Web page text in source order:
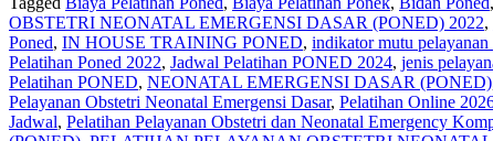
–
Jadwal
PELATIHAN
PONED
–
PONED
OBSTETRI NEONATAL EMERGENSI DASAR (PONED) 2022,
Poned, IN HOUSE TRAINING PONED, indikator mutu pelayanan
Pelatihan Poned 2022, Jadwal Pelatihan PONED 2024, jenis
Pelatihan PONED, NEONATAL EMERGENSI DASAR (PONED)
Pelayanan Obstetri Neonatal Emergensi Dasar, Pelatihan Online
Jadwal, Pelatihan Pelayanan Obstetri dan Neonatal Emergency